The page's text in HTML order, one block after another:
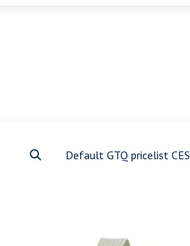
Default GTQ pricelist CES